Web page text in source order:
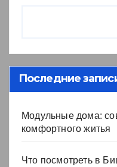
Последние
Модульные дома:
комфортного житья
Что посмотреть в